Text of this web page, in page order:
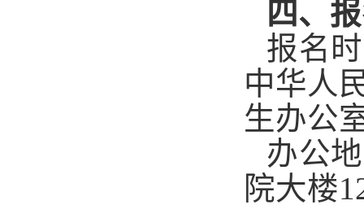
四、
报名
中华人
生办公
办公
院大楼